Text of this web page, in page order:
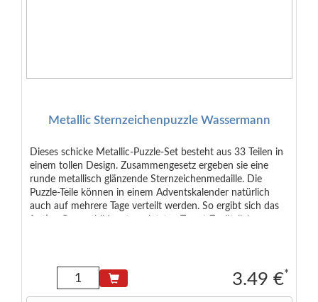
Metallic Sternzeichenpuzzle Wassermann
Dieses schicke Metallic-Puzzle-Set besteht aus 33 Teilen in
einem tollen Design. Zusammengesetz ergeben sie eine
runde metallisch glänzende Sternzeichenmedaille. Die
Puzzle-Teile können in einem Adventskalender natürlich
auch auf mehrere Tage verteilt werden. So ergibt sich das
2,0 cm Maße des Puzzles: 9 cm Durchmesser (rund)3.49 €*